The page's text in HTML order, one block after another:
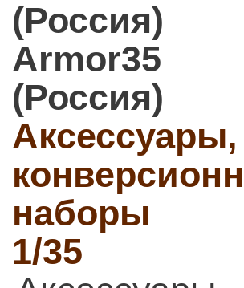
(Россия)
Armor35
(Россия)
Аксессуары,
наборы
1/35